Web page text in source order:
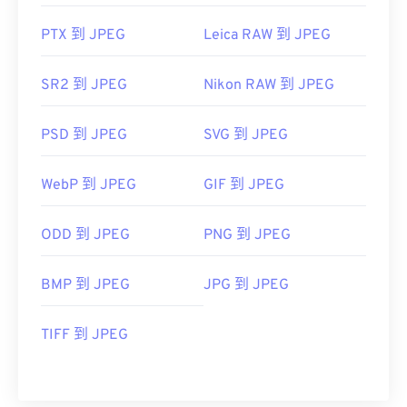
PTX 到 JPEG Leica RAW 到 JPEG
SR2 到 JPEG Nikon RAW 到 JPEG
PSD 到 JPEG SVG 到 JPEG
WebP 到 JPEG GIF 到 JPEG
ODD 到 JPEG PNG 到 JPEG
BMP 到 JPEG JPG 到 JPEG
TIFF 到 JPEG